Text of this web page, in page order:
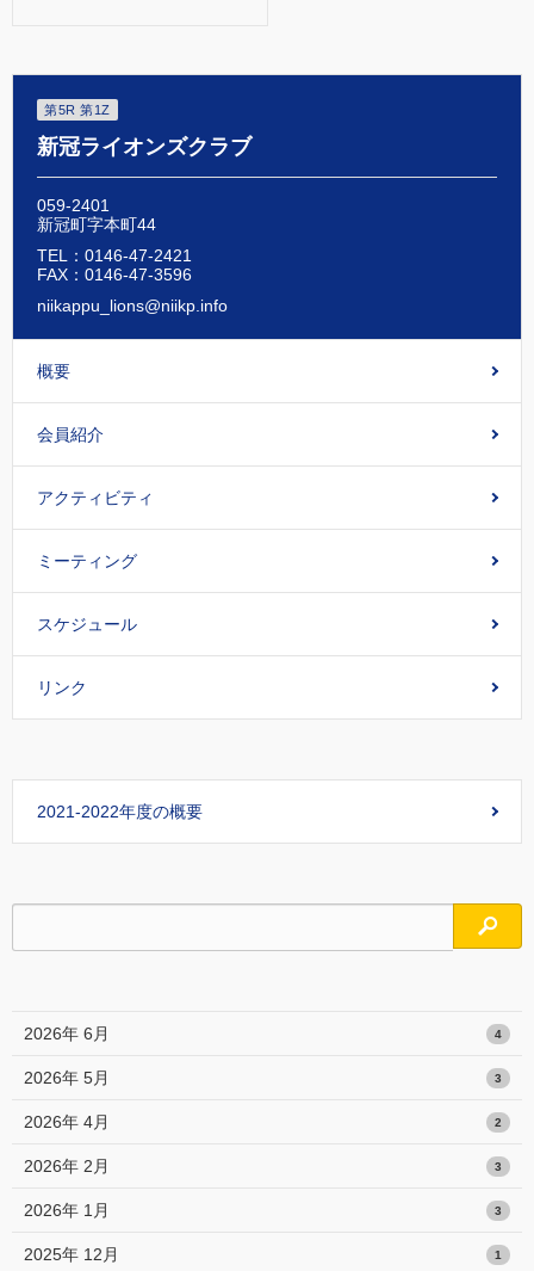
第5R 第1Z
新冠ライオンズクラブ
059-2401
新冠町字本町44
TEL：0146-47-2421
FAX：0146-47-3596
niikappu_lions@niikp.info
概要
会員紹介
アクティビティ
ミーティング
スケジュール
リンク
2021-2022年度の概要
検索
2026年 6月 4
2026年 5月 3
2026年 4月 2
2026年 2月 3
2026年 1月 3
2025年 12月 1